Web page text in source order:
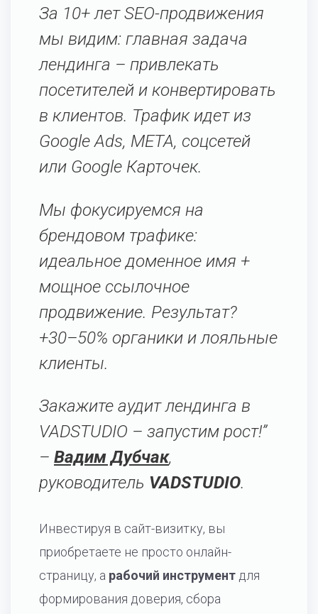
За 10+ лет SEO-продвижения
мы видим: главная задача
лендинга – привлекать
посетителей и конвертировать
в клиентов. Трафик идет из
Google Ads, META, соцсетей
или Google Карточек.
Мы фокусируемся на
брендовом трафике:
идеальное доменное имя +
мощное ссылочное
продвижение. Результат?
+30–50% органики и лояльные
клиенты.
Закажите аудит лендинга в
VADSTUDIO – запустим рост!”
– Вадим Дубчак,
руководитель VADSTUDIO.
Инвестируя в сайт-визитку, вы
приобретаете не просто онлайн-
страницу, а рабочий инструмент для
формирования доверия, сбора